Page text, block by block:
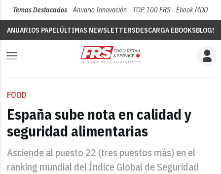
Temas Destacados Anuario Innovación TOP 100 FRS Ebook MDD
ANUARIOS PAPELÚLTIMAS NEWSLETTERSDESCARGA EBOOKSBLOGS
FOOD
España sube nota en calidad y
seguridad alimentarias
Asciende al puesto 22 (tres puestos más) en el
ranking mundial del Índice Global de Seguridad